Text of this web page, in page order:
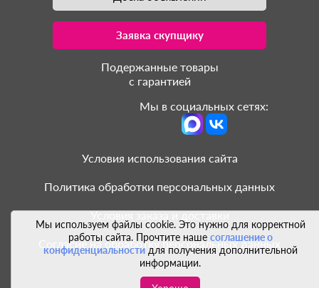
Мы используем файлы cookie. Это нужно для корректной
работы сайта. Прочтите наше соглашение о
конфиденциальностидля получения дополнительной
информации.
Заявка скупщику
Подержанные товары
с гарантией
Мы в социальных сетях:
Условия использования сайта
Политика обработки персональных данных
Условия заказа и доставки
Согласие на обработку персональных данных